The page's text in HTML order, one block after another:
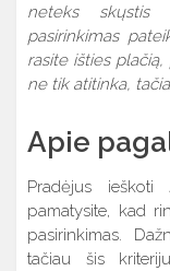
neteks skųstis
pasirinkimas
rasite išties
ne tik atitinka,
Apie
Pradėjus ieškoti
pamatysite, kad
pasirinkimas.
tačiau šis